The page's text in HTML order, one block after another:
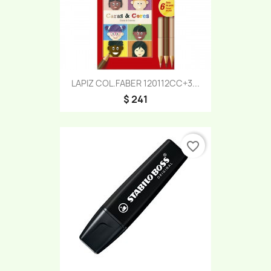
LAPIZ COL.FABER 120112CC+3...
$ 241
favorite_border